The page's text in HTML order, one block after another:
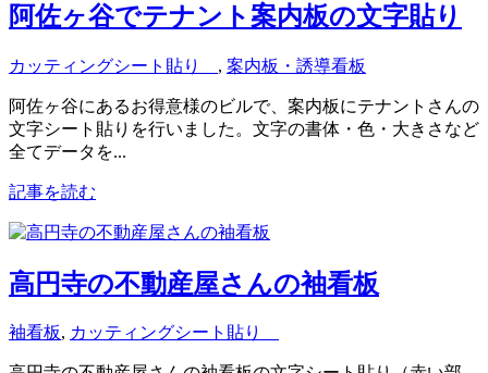
阿佐ヶ谷でテナント案内板の文字貼り
カッティングシート貼り , 案内板・誘導看板
阿佐ヶ谷にあるお得意様のビルで、案内板にテナントさんの
文字シート貼りを行いました。文字の書体・色・大きさなど
全てデータを...
記事を読む
高円寺の不動産屋さんの袖看板
袖看板, カッティングシート貼り